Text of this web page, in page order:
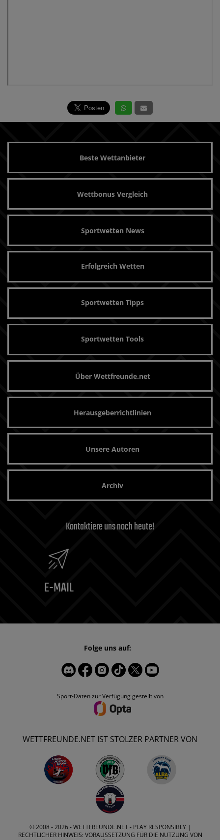
Beste Wettanbieter
Wettbonus Vergleich
Sportwetten News
Erfolgreich Wetten
Sportwetten Tipps
Sportwetten Tools
Über Wettfreunde.net
Herausgeberrichtlinien
Unsere Autoren
Archiv
Kontaktiere uns noch heute!
E-MAIL
Sport-Daten zur Verfügung gestellt von
Folge uns auf:
WETTFREUNDE.NET IST STOLZER PARTNER VON
© 2008 - 2026 -WETTFREUNDE.NET- PLAY RESPONSIBLY |
RECHTLICHER HINWEIS: VORAUSSETZUNG FÜR DIE NUTZUNG VON